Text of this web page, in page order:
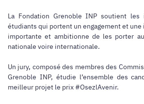
La Fondation Grenoble INP soutient
étudiants qui portent un engagement et
importante et ambitionne de les porter
nationale voire internationale.
Un jury, composé des membres des
Grenoble INP, étudie l’ensemble des
meilleur projet le prix #OsezlAvenir.